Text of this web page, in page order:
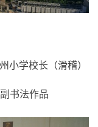
小学校长（滑稽）
书法作品